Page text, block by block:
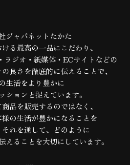
ジャパネットたかた
る最高の一品にこだわり、
ラジオ・紙媒体・ECサイトなどの
の良さを徹底的に伝えることで、
生活をより豊かに
ションと捉えています。
品を販売するのではなく、
の生活が豊かになることを
それを通して、どのように
えることを大切にしています。